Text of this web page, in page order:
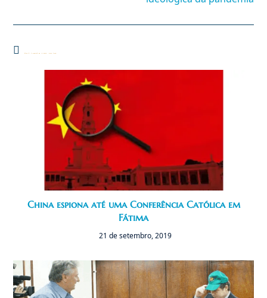
Você também pode gostar
China espiona até uma Conferência Católica em
Fátima
21 de setembro, 2019